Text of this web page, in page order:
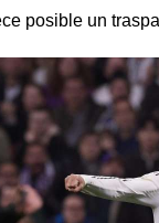
posible un